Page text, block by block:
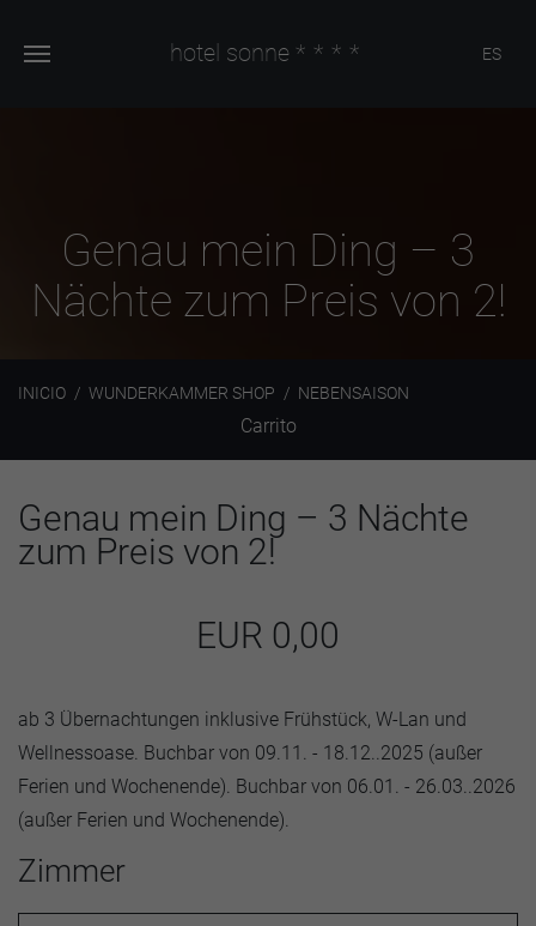
hotel sonne **** ES
Genau mein Ding – 3
Nächte zum Preis von 2!
INICIO WUNDERKAMMER SHOP NEBENSAISON
Carrito
Genau mein Ding – 3 Nächte
zum Preis von 2!
EUR 0,00
ab 3 Übernachtungen inklusive Frühstück, W-Lan und
Wellnessoase. Buchbar von 09.11. - 18.12..2025 (außer
Ferien und Wochenende). Buchbar von 06.01. - 26.03..2026
(außer Ferien und Wochenende).
Zimmer